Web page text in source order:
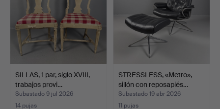
SILLAS, 1 par, siglo XVIII,
trabajos provi…
Subastado 9 jul 2026
14 pujas
STRESSLESS, «Metro»,
sillón con reposapiés…
Subastado 19 abr 2026
11 pujas